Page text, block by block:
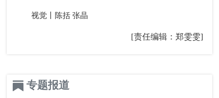
视觉丨陈括 张晶
[责任编辑：郑雯雯]
专题报道